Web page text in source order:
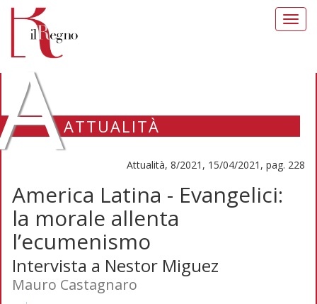
ATTUALITÀ
Attualità, 8/2021, 15/04/2021, pag. 228
America Latina - Evangelici:
la morale allenta
l’ecumenismo
Intervista a Nestor Miguez
Mauro Castagnaro